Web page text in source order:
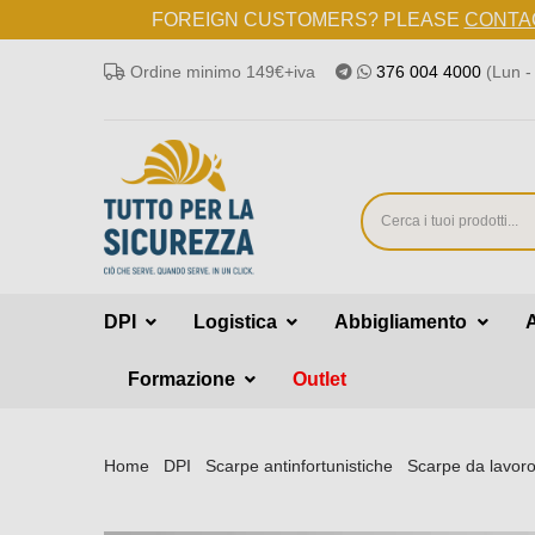
FOREIGN CUSTOMERS? PLEASE
Ordine minimo 149€+iva 376 004 4000 (Lun
DPI Logistica Abbigliamento
Formazione Outlet
Home DPI Scarpe antinfortunistiche Scarpe da